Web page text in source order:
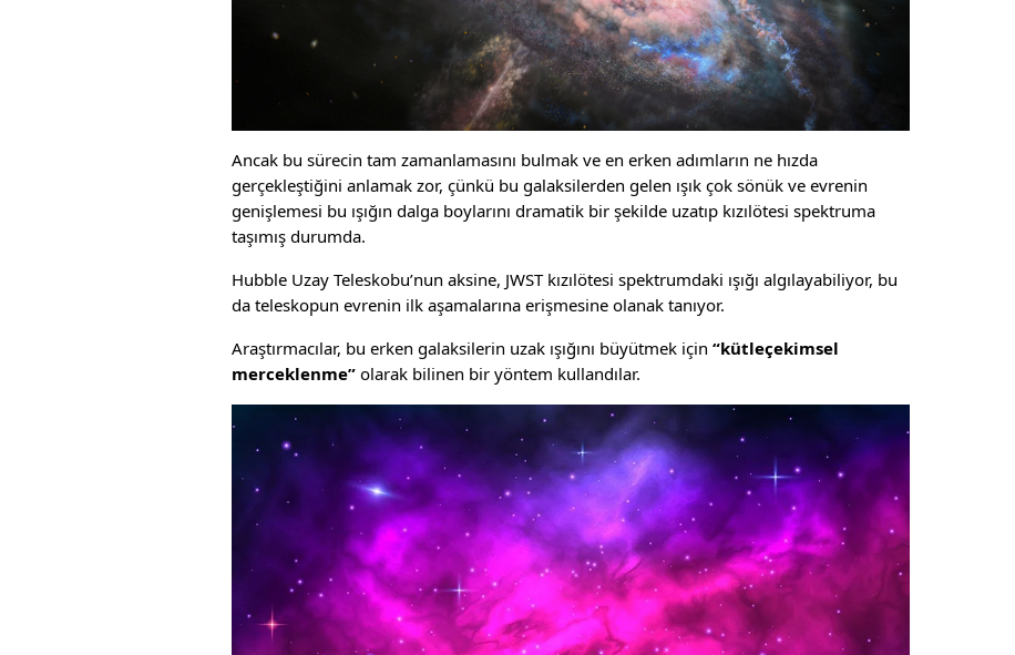
Ancak bu sürecin tam zamanlamasını bulmak ve en erken adımların ne hızda
gerçekleştiğini anlamak zor, çünkü bu galaksilerden gelen ışık çok sönük ve evrenin
genişlemesi bu ışığın dalga boylarını dramatik bir şekilde uzatıp kızılötesi spektruma
taşımış durumda.
Hubble Uzay Teleskobu’nun aksine, JWST kızılötesi spektrumdaki ışığı algılayabiliyor, bu
da teleskopun evrenin ilk aşamalarına erişmesine olanak tanıyor.
Araştırmacılar, bu erken galaksilerin uzak ışığını büyütmek için “kütleçekimsel
merceklenme” olarak bilinen bir yöntem kullandılar.